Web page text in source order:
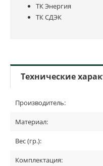
ТК Энергия
ТК СДЭК
Технические
Производитель:
Материал:
Вес (гр.):
Комплектация: